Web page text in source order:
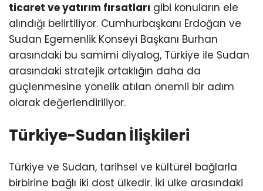
ticaret ve yatırım fırsatları gibi konuların ele
alındığı belirtiliyor. Cumhurbaşkanı Erdoğan ve
Sudan Egemenlik Konseyi Başkanı Burhan
arasındaki bu samimi diyalog, Türkiye ile Sudan
arasındaki stratejik ortaklığın daha da
güçlenmesine yönelik atılan önemli bir adım
olarak değerlendiriliyor.
Türkiye-Sudan İlişkileri
Türkiye ve Sudan, tarihsel ve kültürel bağlarla
birbirine bağlı iki dost ülkedir. İki ülke arasındaki